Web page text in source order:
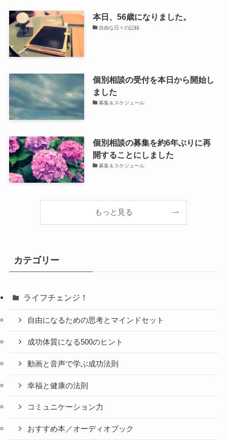
本日、56歳になりました。
自由な日々の記録
個別相談の受付を本日から開始し
ました
募集＆スケジュール
個別相談の募集を約6年ぶりに再
開することにしました
募集＆スケジュール
もっと見る
カテゴリー
ライフチェンジ！
自由になるための思考とマインドセット
成功体質になる500のヒント
動画と音声で学ぶ成功法則
幸福と健康の法則
コミュニケーション力
おすすめ本／オーディオブック